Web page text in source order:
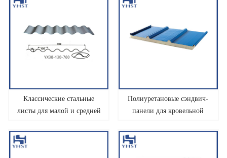
Классические стальные
листы для малой и средней
Полиуретановые сэндвич-
панели для кровельной